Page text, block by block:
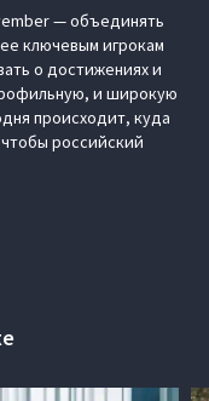
— объединять
ключевым игрокам
о достижениях и
и широкую
происходит, куда
российский